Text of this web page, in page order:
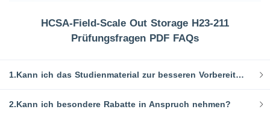
HCSA-Field-Scale Out Storage H23-211
Prüfungsfragen PDF FAQs
1.Kann ich das Studienmaterial zur besseren Vorbereitung mit anderen Prüfungsfragen PDFen kombinieren?
2.Kann ich besondere Rabatte in Anspruch nehmen?